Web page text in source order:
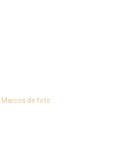
Marcos de foto